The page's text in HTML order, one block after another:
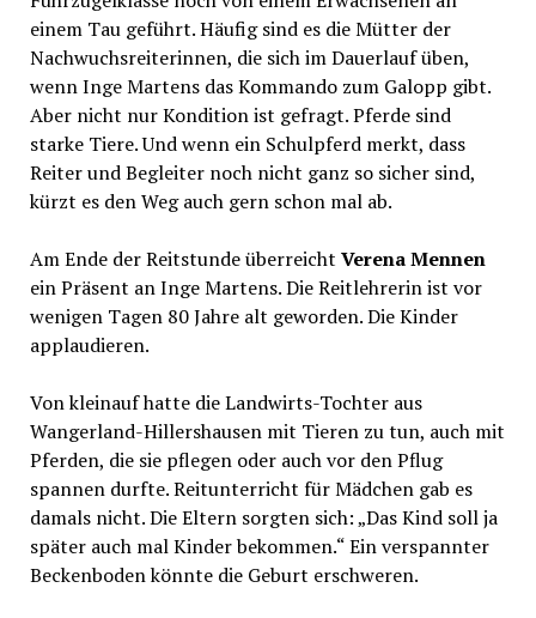
einem Tau geführt. Häufig sind es die Mütter der
Nachwuchsreiterinnen, die sich im Dauerlauf üben,
wenn Inge Martens das Kommando zum Galopp gibt.
Aber nicht nur Kondition ist gefragt. Pferde sind
starke Tiere. Und wenn ein Schulpferd merkt, dass
Reiter und Begleiter noch nicht ganz so sicher sind,
kürzt es den Weg auch gern schon mal ab.
Am Ende der Reitstunde überreicht Verena Mennen
ein Präsent an Inge Martens. Die Reitlehrerin ist vor
wenigen Tagen 80 Jahre alt geworden. Die Kinder
applaudieren.
Von kleinauf hatte die Landwirts-Tochter aus
Wangerland-Hillershausen mit Tieren zu tun, auch mit
Pferden, die sie pflegen oder auch vor den Pflug
spannen durfte. Reitunterricht für Mädchen gab es
damals nicht. Die Eltern sorgten sich: „Das Kind soll ja
später auch mal Kinder bekommen.“ Ein verspannter
Beckenboden könnte die Geburt erschweren.